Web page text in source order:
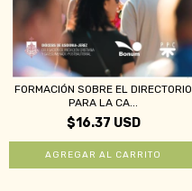
FORMACIÓN SOBRE EL DIRECTORIO
PARA LA CA...
$16.37 USD